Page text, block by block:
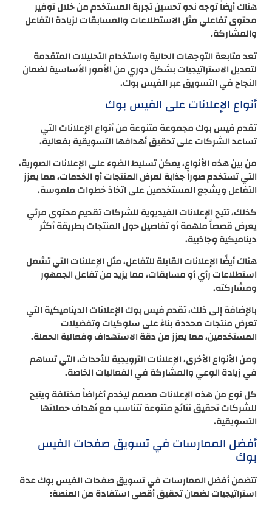
هناك أيضاً توجه نحو تحسين تجربة المستخدم من خلال توفير
محتوى تفاعلي مثل الاستطلاعات والمسابقات لزيادة التفاعل
والمشاركة.
تعد متابعة التوجهات الحالية واستخدام التحليلات المتقدمة
لتعديل الاستراتيجيات بشكل دوري من الأمور الأساسية لضمان
النجاح في التسويق عبر الفيس بوك.
أنواع الإعلانات على الفيس بوك
تقدم فيس بوك مجموعة متنوعة من أنواع الإعلانات التي
تساعد الشركات على تحقيق أهدافها التسويقية بفعالية.
من بين هذه الأنواع، يمكن تسليط الضوء على الإعلانات الصورية،
التي تستخدم صوراً جذابة لعرض المنتجات أو الخدمات، مما يعزز
التفاعل ويشجع المستخدمين على اتخاذ خطوات ملموسة.
كذلك، تتيح الإعلانات الفيديوية للشركات تقديم محتوى مرئي
يعرض قصصاً ملهمة أو تفاصيل حول المنتجات بطريقة أكثر
ديناميكية وجاذبية.
هناك أيضًا الإعلانات القابلة للتفاعل، مثل الإعلانات التي تشمل
استطلاعات رأي أو مسابقات، مما يزيد من تفاعل الجمهور
ومشاركته.
بالإضافة إلى ذلك، تقدم فيس بوك الإعلانات الديناميكية التي
تعرض منتجات محددة بناءً على سلوكيات وتفضيلات
المستخدمين، مما يعزز من دقة الاستهداف وفعالية الحملة.
ومن الأنواع الأخرى، الإعلانات الترويجية للأحداث، التي تساهم
في زيادة الوعي والمشاركة في الفعاليات الخاصة.
كل نوع من هذه الإعلانات مصمم ليخدم أغراضاً مختلفة ويتيح
للشركات تحقيق نتائج متنوعة تتناسب مع أهداف حملاتها
التسويقية.
أفضل الممارسات في تسويق صفحات الفيس
بوك
تتضمن أفضل الممارسات في تسويق صفحات الفيس بوك عدة
استراتيجيات لضمان تحقيق أقصى استفادة من المنصة: